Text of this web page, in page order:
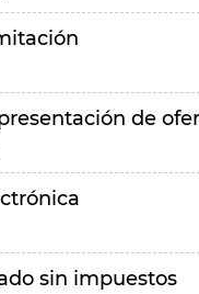
de
sin impuestos